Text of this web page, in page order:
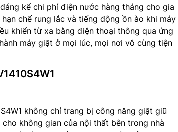
kể chi phí điện nước hàng tháng cho gia
chế rung lắc và tiếng động ồn ào khi máy
khiển từ xa bằng điện thoại thông qua ứng
máy giặt ở mọi lúc, mọi nơi vô cùng tiện
không chỉ trang bị công năng giặt giũ
không gian của nội thất bên trong nhà